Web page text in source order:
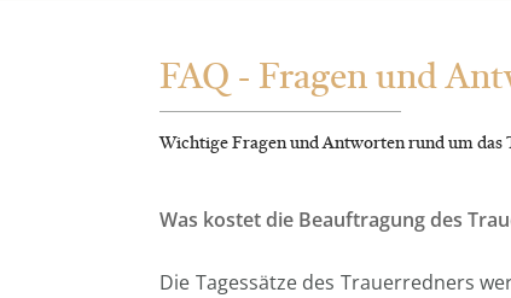
FAQ - Fragen und
Wichtige Fragen und Antworten rund um das
Was kostet die Beauftragung des
Die Tagessätze des Trauerredners